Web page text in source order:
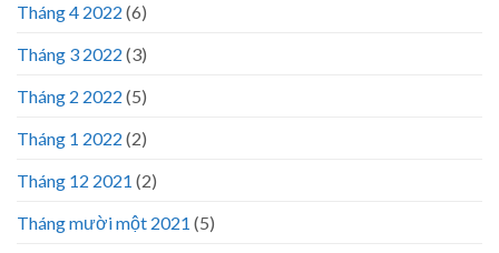
Tháng 4 2022 (6)
Tháng 3 2022 (3)
Tháng 2 2022 (5)
Tháng 1 2022 (2)
Tháng 12 2021 (2)
Tháng mười một 2021 (5)